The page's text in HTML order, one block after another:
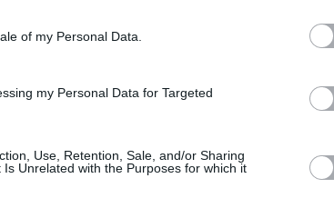
of my Personal Data.
my Personal Data for Targeted
Use, Retention, Sale, and/or Sharing
Unrelated with the Purposes for which it
του Σοφοκλή από τον Θέμη
Αντιγόνη, του Σοφοκλή από τον